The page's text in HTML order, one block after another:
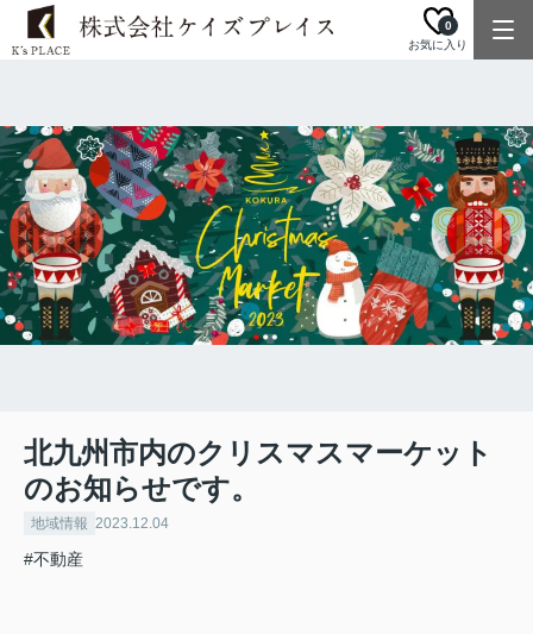
お気に入り
0
北九州市内のクリスマスマーケット
のお知らせです。
地域情報 2023.12.04
#不動産